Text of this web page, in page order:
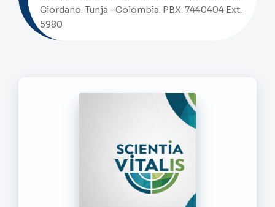
Giordano. Tunja –Colombia. PBX: 7440404 Ext.
5980